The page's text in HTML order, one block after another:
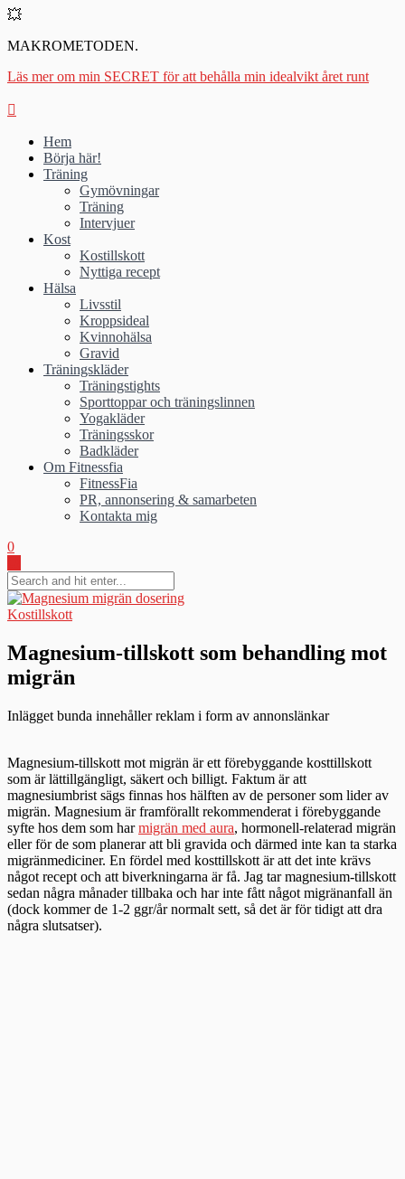
💥
MAKROMETODEN.
Läs mer om min SECRET för att behålla min idealvikt året runt
Hem
Börja här!
Träning
Gymövningar
Träning
Intervjuer
Kost
Kostillskott
Nyttiga recept
Hälsa
Livsstil
Kroppsideal
Kvinnohälsa
Gravid
Träningskläder
Träningstights
Sporttoppar och träningslinnen
Yogakläder
Träningsskor
Badkläder
Om Fitnessfia
FitnessFia
PR, annonsering & samarbeten
Kontakta mig
0
Kostillskott
Magnesium-tillskott som behandling mot
migrän
Inlägget bunda innehåller reklam i form av annonslänkar
Magnesium-tillskott mot migrän är ett förebyggande kosttillskott
som är lättillgängligt, säkert och billigt. Faktum är att
magnesiumbrist sägs finnas hos hälften av de personer som lider av
migrän. Magnesium är framförallt rekommenderat i förebyggande
syfte hos dem som harmigrän med aura, hormonell-relaterad migrän
eller för de som planerar att bli gravida och därmed inte kan ta starka
migränmediciner. En fördel med kosttillskott är att det inte krävs
något recept och att biverkningarna är få. Jag tar magnesium-tillskott
sedan några månader tillbaka och har inte fått något migränanfall än
(dock kommer de 1-2 ggr/år normalt sett, så det är för tidigt att dra
några slutsatser).